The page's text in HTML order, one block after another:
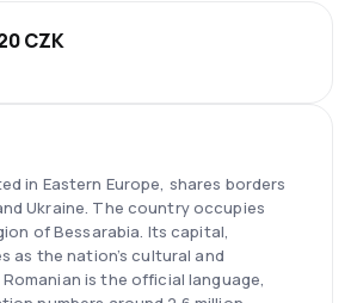
CZK
in Eastern Europe, shares borders
Ukraine. The country occupies
of Bessarabia. Its capital,
as the nation’s cultural and
is the official language,